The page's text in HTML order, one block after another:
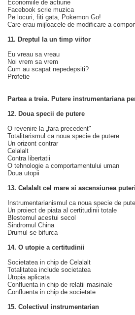
Economiile de actiune
Facebook scrie muzica
Pe locuri, fiti gata, Pokemon Go!
Care erau mijloacele de modificare a
11. Dreptul la un timp viitor
Eu vreau sa vreau
Noi vrem sa vrem
Cum au scapat nepedepsiti?
Profetie
Partea a treia. Putere instrumentariana
12. Doua specii de putere
O revenire la „fara precedent"
Totalitarismul ca noua specie de putere
Un orizont contrar
Celalalt
Contra libertatii
O tehnologie a comportamentului uman
Doua utopii
13. Celalalt cel mare si ascensiunea
Instrumentarianismul ca noua specie de
Un proiect de piata al certitudinii totale
Blestemul acestui secol
Sindromul China
Drumul se bifurca
14. O utopie a certitudinii
Societatea in chip de Celalalt
Totalitatea include societatea
Utopia aplicata
Confluenta in chip de relatii masinale
Confluenta in chip de societate
15. Colectivul instrumentarian